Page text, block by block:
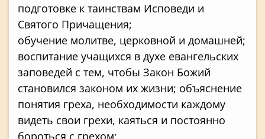
подготовке к таинствам Исповеди и
Святого Причащения;
обучение молитве, церковной и домашней;
воспитание учащихся в духе евангельских
заповедей с тем, чтобы Закон Божий
становился законом их жизни; объяснение
понятия греха, необходимости каждому
видеть свои грехи, каяться и постоянно
бороться с грехом;